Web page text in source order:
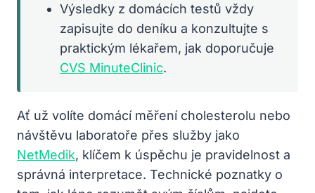
Výsledky z domácích testů vždy
zapisujte do deníku a konzultujte s
praktickým lékařem, jak doporučuje
CVS MinuteClinic.
Ať už volíte domácí měření cholesterolu nebo
návštěvu laboratoře přes služby jako
NetMedik, klíčem k úspěchu je pravidelnost a
správná interpretace. Technické poznatky o